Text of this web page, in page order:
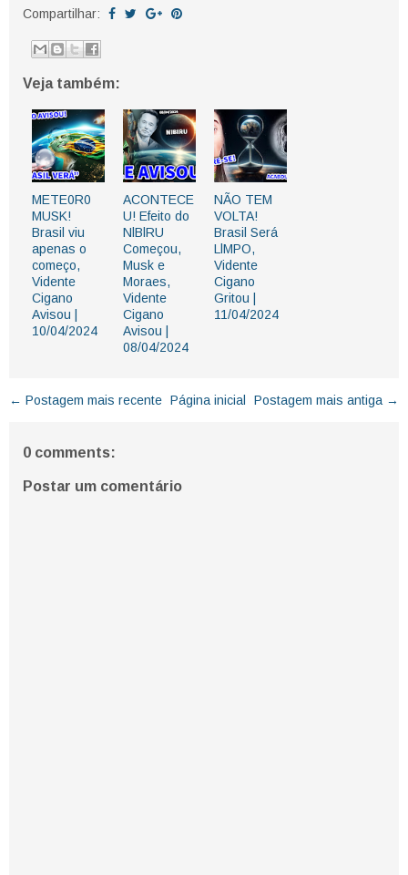
Compartilhar:
Veja também:
METE0R0
MUSK!
Brasil viu
apenas o
começo,
Vidente
Cigano
Avisou |
10/04/2024
ACONTECE
U! Efeito do
NlBlRU
Começou,
Musk e
Moraes,
Vidente
Cigano
Avisou |
08/04/2024
NÃO TEM
VOLTA!
Brasil Será
LlMPO,
Vidente
Cigano
Gritou |
11/04/2024
← Postagem mais recente Postagem mais antiga →
Página inicial
0 comments:
Postar um comentário